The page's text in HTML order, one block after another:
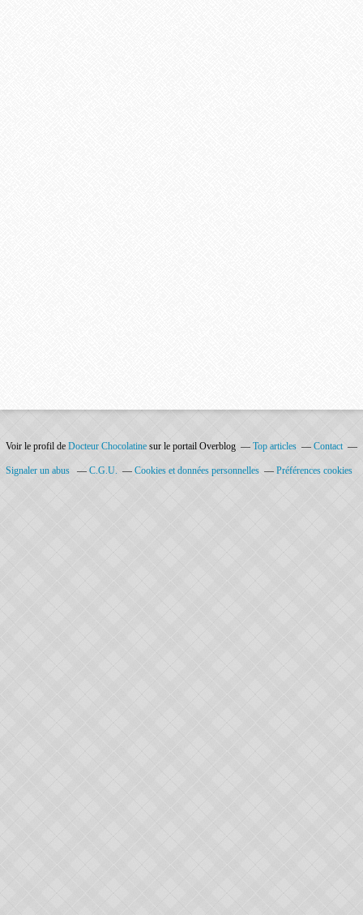
Voir le profil de Docteur Chocolatine sur le portail Overblog Top articles Contact
Signaler un abus C.G.U. Cookies et données personnelles Préférences cookies